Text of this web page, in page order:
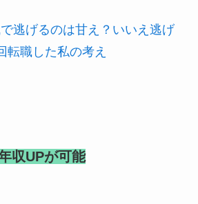
逃げるのは甘え？いいえ逃げ
転職した私の考え
収UPが可能